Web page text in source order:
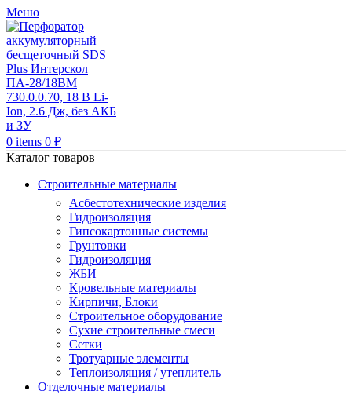
Меню
0 items 0 ₽
Каталог товаров
Строительные материалы
Асбестотехнические изделия
Гидроизоляция
Гипсокартонные системы
Грунтовки
Гидроизоляция
ЖБИ
Кровельные материалы
Кирпичи, Блоки
Строительное оборудование
Сухие строительные смеси
Сетки
Тротуарные элементы
Теплоизоляция / утеплитель
Отделочные материалы